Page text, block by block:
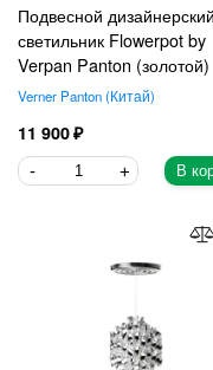
Подвесной дизайнерский
светильник Flowerpot by
Verpan Panton (золотой)
Verner Panton Китай
11 900
В